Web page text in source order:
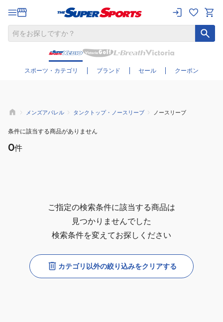
スポーツ・カテゴリ ブランド セール クーポン
さらに絞り込む
メンズアパレル タンクトップ・ノースリーブ ノースリーブ
条件に該当する商品がありません
0件
ご指定の検索条件に該当する商品は
見つかりませんでした
検索条件を変えてお探しください
カテゴリ以外の絞り込みをクリアする